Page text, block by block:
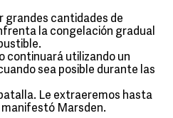
grandes cantidades de
la congelación gradual
continuará utilizando un
sea posible durante las
Le extraeremos hasta
manifestó Marsden.